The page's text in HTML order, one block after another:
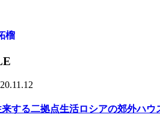
榴
する二拠点生活ロシアの郊外ハ